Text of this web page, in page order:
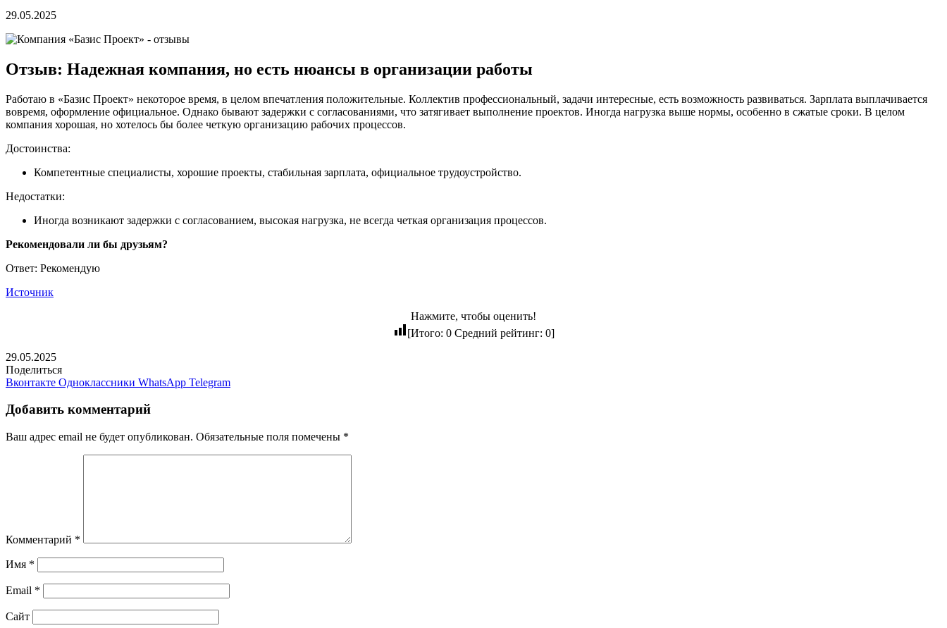
29.05.2025
Отзыв: Надежная компания, но есть нюансы в организации работы
Работаю в «Базис Проект» некоторое время, в целом впечатления положительные. Коллектив профессиональный, задачи интересные, есть возможность развиваться. Зарплата выплачивается
вовремя, оформление официальное. Однако бывают задержки с согласованиями, что затягивает выполнение проектов. Иногда нагрузка выше нормы, особенно в сжатые сроки. В целом
компания хорошая, но хотелось бы более четкую организацию рабочих процессов.
Достоинства:
Компетентные специалисты, хорошие проекты, стабильная зарплата, официальное трудоустройство.
Недостатки:
Иногда возникают задержки с согласованием, высокая нагрузка, не всегда четкая организация процессов.
Рекомендовали ли бы друзьям?
Ответ: Рекомендую
Источник
Нажмите, чтобы оценить!
[Итого: 0Средний рейтинг: 0]
29.05.2025
Поделиться
Вконтакте Одноклассники WhatsApp Telegram
Добавить комментарий
Ваш адрес email не будет опубликован. Обязательные поля помечены *
Комментарий *
Имя *
Email *
Сайт